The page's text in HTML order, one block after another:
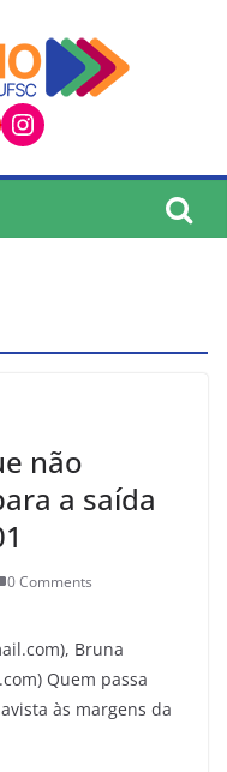
Instagram
não
a saída
0 Comments
Bruna
Quem passa
às margens da